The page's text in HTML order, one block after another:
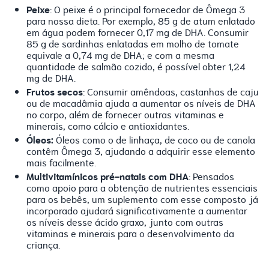
Peixe: O peixe é o principal fornecedor de Ômega 3
para nossa dieta. Por exemplo, 85 g de atum enlatado
em água podem fornecer 0,17 mg de DHA. Consumir
85 g de sardinhas enlatadas em molho de tomate
equivale a 0,74 mg de DHA; e com a mesma
quantidade de salmão cozido, é possível obter 1,24
mg de DHA.
Frutos secos: Consumir amêndoas, castanhas de caju
ou de macadâmia ajuda a aumentar os níveis de DHA
no corpo, além de fornecer outras vitaminas e
minerais, como cálcio e antioxidantes.
Óleos:Óleos como o de linhaça, de coco ou de canola
contêm Ômega 3, ajudando a adquirir esse elemento
mais facilmente.
Multivitamínicos pré-natais com DHA: Pensados
como apoio para a obtenção de nutrientes essenciais
para os bebês, um suplemento com esse composto já
incorporado ajudará significativamente a aumentar
os níveis desse ácido graxo, junto com outras
vitaminas e minerais para o desenvolvimento da
criança.